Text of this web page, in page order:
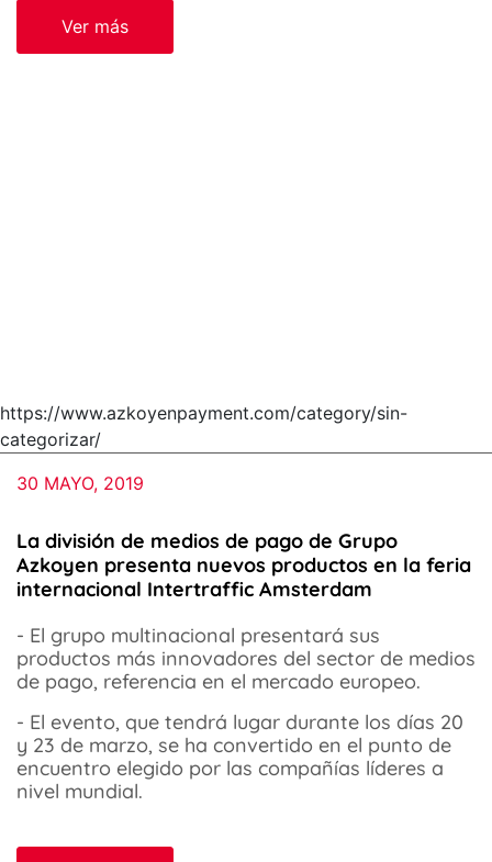
Ver más
https://www.azkoyenpayment.com/category/sin-
categorizar/
30 MAYO, 2019
La división de medios de pago de Grupo
Azkoyen presenta nuevos productos en la feria
internacional Intertraffic Amsterdam
- El grupo multinacional presentará sus
productos más innovadores del sector de medios
de pago, referencia en el mercado europeo.
- El evento, que tendrá lugar durante los días 20
y 23 de marzo, se ha convertido en el punto de
encuentro elegido por las compañías líderes a
nivel mundial.